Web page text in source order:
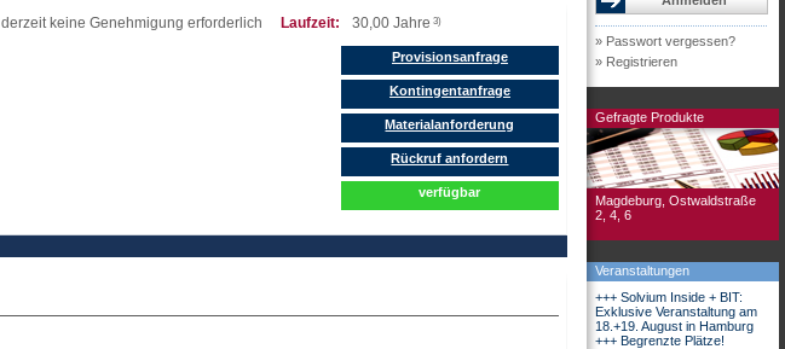
» Passwort vergessen?
» Registrieren
Gefragte Produkte
Magdeburg, Ostwaldstraße
2, 4, 6
Veranstaltungen
+++ Solvium Inside + BIT:
Exklusive Veranstaltung am
18.+19. August in Hamburg
+++ Begrenzte Plätze!
derzeit keine Genehmigung erforderlich Laufzeit: 30,00 Jahre 3)
Provisionsanfrage
Kontingentanfrage
Materialanforderung
Rückruf anfordern
verfügbar